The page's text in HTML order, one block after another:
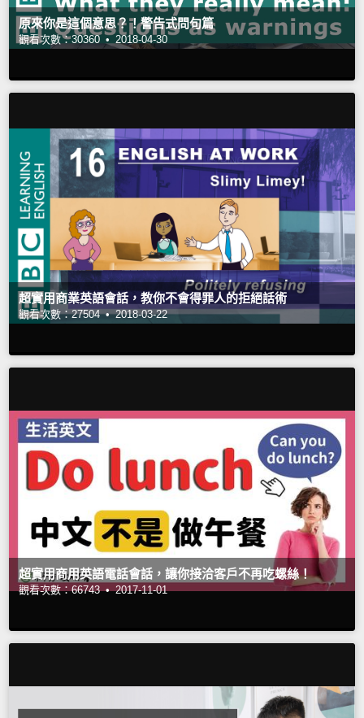
原來你是這個意思？！警告式問句篇
觀看次數：30360 • 2018-04-30
超實用商業英語會話，教你不會得罪人的拒絕話術
觀看次數：27504 • 2018-03-22
超實用商用英語電話會話，讓你接洽客戶不再吃螺絲！
觀看次數：66743 • 2017-11-01